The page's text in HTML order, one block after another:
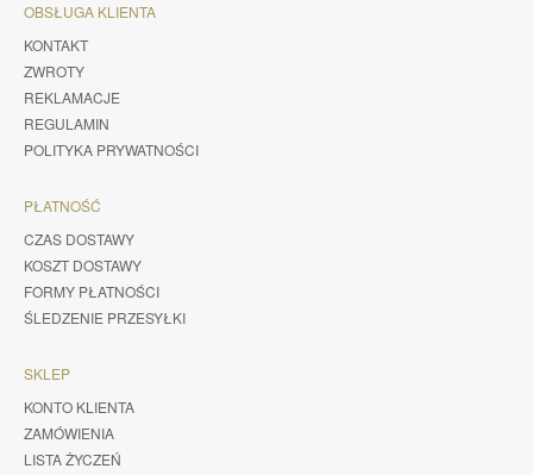
OBSŁUGA KLIENTA
KONTAKT
ZWROTY
REKLAMACJE
REGULAMIN
POLITYKA PRYWATNOŚCI
PŁATNOŚĆ
CZAS DOSTAWY
KOSZT DOSTAWY
FORMY PŁATNOŚCI
ŚLEDZENIE PRZESYŁKI
SKLEP
KONTO KLIENTA
ZAMÓWIENIA
LISTA ŻYCZEŃ